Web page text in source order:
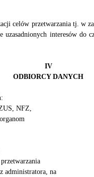
celów przetwarzania tj. w
interesów
IV
ODBIORCY DANYCH
NFZ,
administratora, na